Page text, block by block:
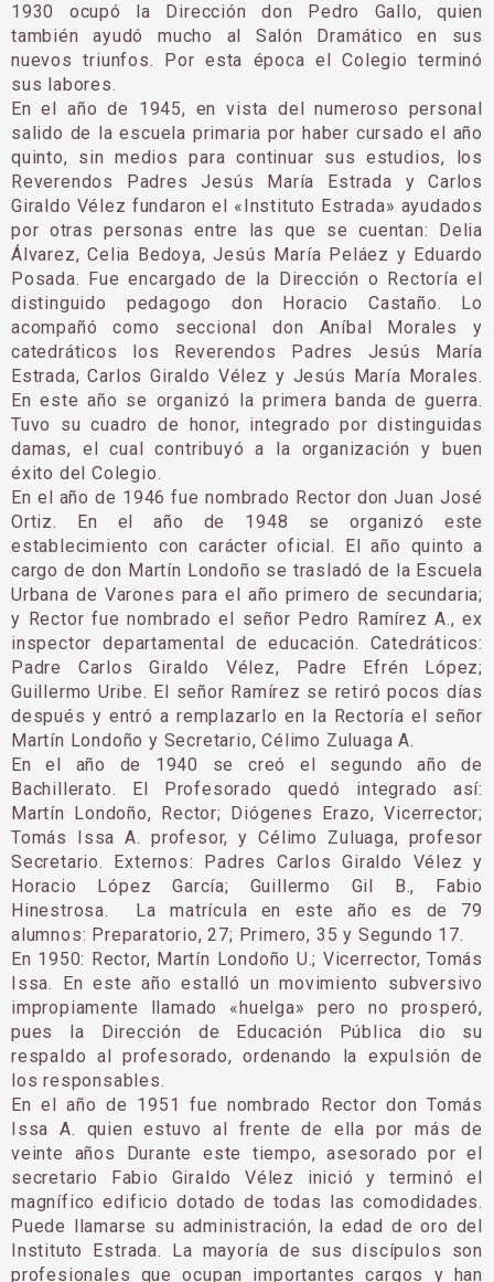
1930 ocupó la Dirección don Pedro Gallo, quien
también ayudó mucho al Salón Dramático en sus
nuevos triunfos. Por esta época el Colegio ter­minó
sus labores.
En el año de 1945, en vista del numeroso per­sonal
salido de la escuela primaria por haber cur­sado el año
quinto, sin medios para continuar sus estudios, los
Reverendos Padres Jesús María Estra­da y Carlos
Giraldo Vélez fundaron el «Instituto Estrada» ayudados
por otras personas entre las que se cuentan: Delia
Álvarez, Celia Bedoya, Jesús Ma­ría Peláez y Eduardo
Posada. Fue encargado de la Dirección o Rectoría el
distinguido pedagogo don Horacio Castaño. Lo
acompañó como seccional don Aníbal Morales y
catedráticos los Reverendos Padres Jesús María
Estrada, Carlos Giraldo Vélez y Jesús María Morales.
En este año se organizó la primera banda de guerra.
Tuvo su cuadro de honor, integrado por distinguidas
damas, el cual contribu­yó a la organización y buen
éxito del Colegio.
En el año de 1946 fue nombrado Rector don Juan José
Ortiz. En el año de 1948 se organizó este
establecimiento con carácter oficial. El año quinto a
cargo de don Martín Londoño se trasladó de la Escuela
Urbana de Varones para el año primero de secundaria;
y Rector fue nombrado el señor Pedro Ramírez A., ex
inspector departamental de educa­ción. Catedráticos:
Padre Carlos Giraldo Vélez, Pa­dre Efrén López;
Guillermo Uribe. El señor Ramírez se retiró pocos días
después y entró a remplazarlo en la Rectoría el señor
Martín Londoño y Secretario, Célimo Zuluaga A.
En el año de 1940 se creó el segundo año de
Bachillerato. El Profesorado quedó integrado así:
Martín Londoño, Rector; Diógenes Erazo, Vicerrector;
Tomás Issa A. profesor, y Célimo Zuluaga, profesor
Secretario. Externos: Padres Carlos Giraldo Vélez y
Horacio López García; Guillermo Gil B., Fabio
Hinestrosa. La matrícula en este año es de 79
alumnos: Preparatorio, 27; Primero, 35 y Segundo 17.
En 1950: Rector, Martín Londoño U.; Vicerrector, Tomás
Issa. En este año estalló un movimiento sub­versivo
impropiamente llamado «huelga» pero no prosperó,
pues la Dirección de Educación Pública dio su
respaldo al profesorado, ordenando la expulsión de
los responsables.
En el año de 1951 fue nombrado Rector don Tomás
Issa A. quien estuvo al frente de ella por más de
veinte años Durante este tiempo, asesorado por el
secretario Fabio Giraldo Vélez inició y terminó el
magnífico edificio dotado de todas las comodidades.
Puede llamarse su administración, la edad de oro del
Instituto Estrada. La mayoría de sus discípulos son
profesionales que ocupan importantes cargos y han